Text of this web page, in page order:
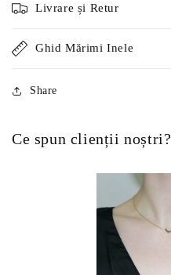
Livrare și Retur
Ghid Mărimi Inele
Share
Ce spun clienții noștri?